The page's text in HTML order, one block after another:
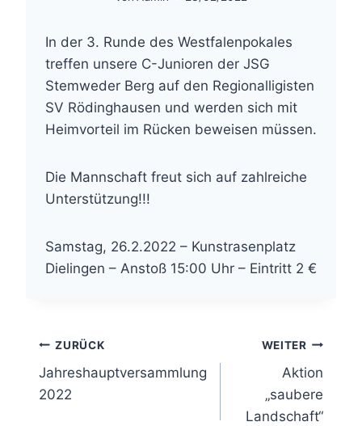
In der 3. Runde des Westfalenpokales
treffen unsere C-Junioren der JSG
Stemweder Berg auf den Regionalligisten
SV Rödinghausen und werden sich mit
Heimvorteil im Rücken beweisen müssen.
Die Mannschaft freut sich auf zahlreiche
Unterstützung!!!
Samstag, 26.2.2022 – Kunstrasenplatz
Dielingen – Anstoß 15:00 Uhr – Eintritt 2 €
Beitragsnavigation
ZURÜCK
Jahreshauptversammlung
2022
WEITER
Aktion
„saubere
Landschaft“